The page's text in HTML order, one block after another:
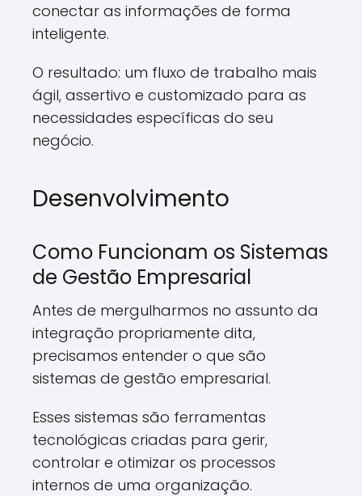
conectar as informações de forma
inteligente.
O resultado: um fluxo de trabalho mais
ágil, assertivo e customizado para as
necessidades específicas do seu
negócio.
Desenvolvimento
Como Funcionam os Sistemas
de Gestão Empresarial
Antes de mergulharmos no assunto da
integração propriamente dita,
precisamos entender o que são
sistemas de gestão empresarial.
Esses sistemas são ferramentas
tecnológicas criadas para gerir,
controlar e otimizar os processos
internos de uma organização.